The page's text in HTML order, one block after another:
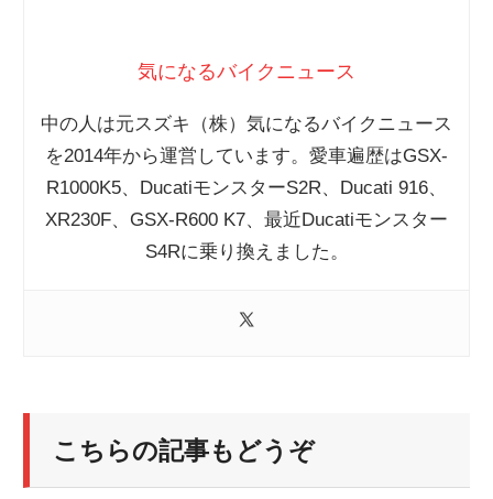
気になるバイクニュース
中の人は元スズキ（株）気になるバイクニュース
を2014年から運営しています。愛車遍歴はGSX-
R1000K5、DucatiモンスターS2R、Ducati 916、
XR230F、GSX-R600 K7、最近Ducatiモンスター
S4Rに乗り換えました。
こちらの記事もどうぞ